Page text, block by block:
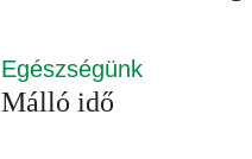
Egészségünk
Málló idő